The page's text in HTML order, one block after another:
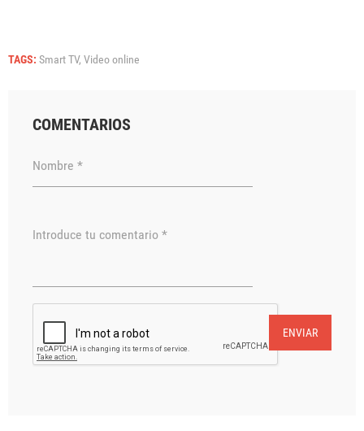
TAGS: Smart TV, Video online
COMENTARIOS
Nombre *
Introduce tu comentario *
ENVIAR